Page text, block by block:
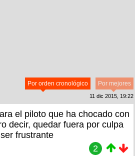
Por mejores
Por orden cronológico
11 dic 2015, 19:22
el piloto que ha chocado con
decir, quedar fuera por culpa
frustrante
2